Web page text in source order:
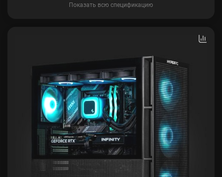
Показать всю спецификацию